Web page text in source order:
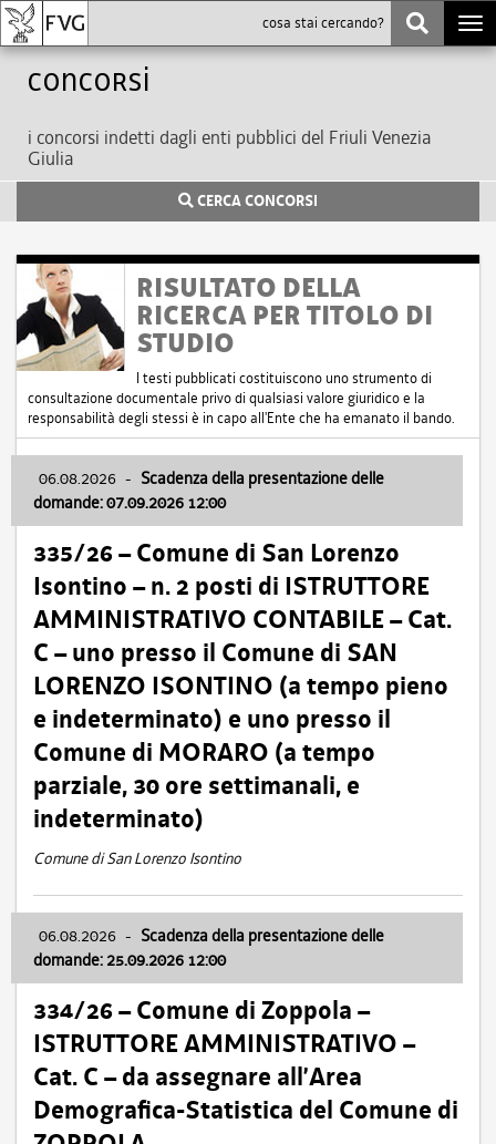
Concorsi
i concorsi indetti dagli enti pubblici del Friuli Venezia
Giulia
CERCA CONCORSI
RISULTATO DELLA
RICERCA PER TITOLO DI
STUDIO
I testi pubblicati costituiscono uno strumento di
consultazione documentale privo di qualsiasi valore giuridico e la
responsabilità degli stessi è in capo all'Ente che ha emanato il bando.
06.08.2026 - Scadenza della presentazione delle
domande: 07.09.2026 12:00
335/26 – Comune di San Lorenzo
Isontino – n. 2 posti di ISTRUTTORE
AMMINISTRATIVO CONTABILE – Cat.
C – uno presso il Comune di SAN
LORENZO ISONTINO (a tempo pieno
e indeterminato) e uno presso il
Comune di MORARO (a tempo
parziale, 30 ore settimanali, e
indeterminato)
Comune di San Lorenzo Isontino
06.08.2026 - Scadenza della presentazione delle
domande: 25.09.2026 12:00
334/26 – Comune di Zoppola –
ISTRUTTORE AMMINISTRATIVO –
Cat. C – da assegnare all’Area
Demografica-Statistica del Comune di